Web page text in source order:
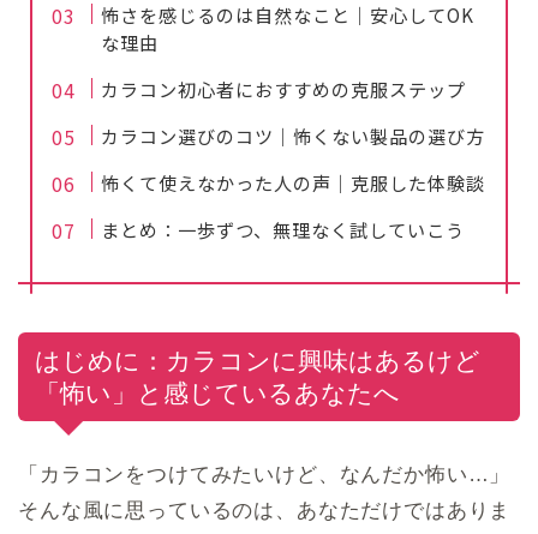
怖さを感じるのは自然なこと｜安心してOK
な理由
カラコン初心者におすすめの克服ステップ
カラコン選びのコツ｜怖くない製品の選び方
怖くて使えなかった人の声｜克服した体験談
まとめ：一歩ずつ、無理なく試していこう
はじめに：カラコンに興味はあるけど
「怖い」と感じているあなたへ
「カラコンをつけてみたいけど、なんだか怖い…」
そんな風に思っているのは、あなただけではありま